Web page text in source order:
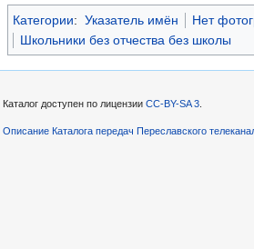
Категории: Указатель имён
Нет
Школьники без отчества без школы
Каталог доступен по лицензии CC-BY-SA 3
Описание Каталога передач Переславского